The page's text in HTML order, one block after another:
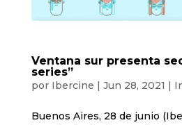
Ventana sur presenta
series”
por Ibercine | Jun 28, 2021 |
Buenos Aires, 28 de junio